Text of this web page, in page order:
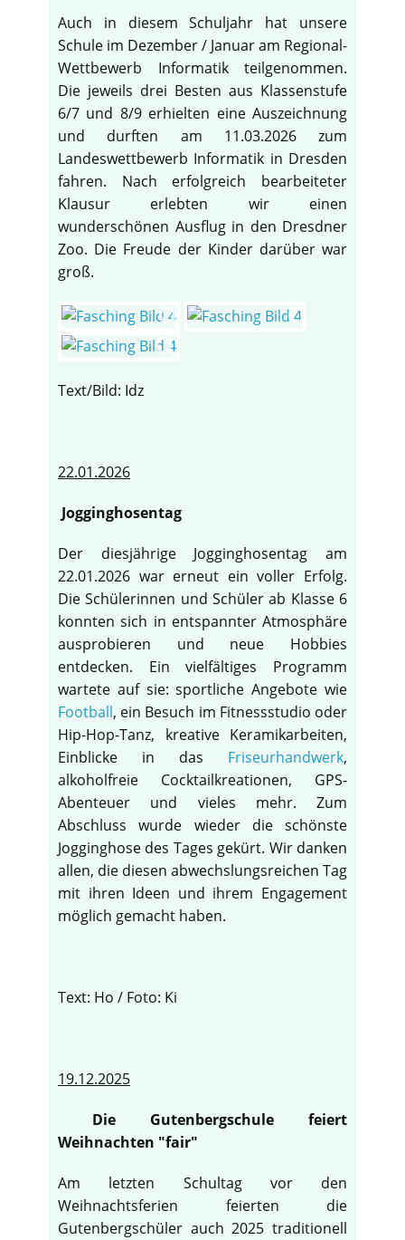
Auch in diesem Schuljahr hat unsere
Schule im Dezember / Januar am Regional-
Wettbewerb Informatik teilgenommen.
Die jeweils drei Besten aus Klassenstufe
6/7 und 8/9 erhielten eine Auszeichnung
und durften am 11.03.2026 zum
Landeswettbewerb Informatik in Dresden
fahren. Nach erfolgreich bearbeiteter
Klausur erlebten wir einen
wunderschönen Ausflug in den Dresdner
Zoo. Die Freude der Kinder darüber war
groß.
Text/Bild: Idz
22.01.2026
Jogginghosentag
Der diesjährige Jogginghosentag am
22.01.2026 war erneut ein voller Erfolg.
Die Schülerinnen und Schüler ab Klasse 6
konnten sich in entspannter Atmosphäre
ausprobieren und neue Hobbies
entdecken. Ein vielfältiges Programm
wartete auf sie: sportliche Angebote wie
Football, ein Besuch im Fitnessstudio oder
Hip-Hop-Tanz, kreative Keramikarbeiten,
Einblicke in das Friseurhandwerk,
alkoholfreie Cocktailkreationen, GPS-
Abenteuer und vieles mehr. Zum
Abschluss wurde wieder die schönste
Jogginghose des Tages gekürt. Wir danken
allen, die diesen abwechslungsreichen Tag
mit ihren Ideen und ihrem Engagement
möglich gemacht haben.
Text: Ho / Foto: Ki
19.12.2025
Die Gutenbergschule feiert
Weihnachten "fair"
Am letzten Schultag vor den
Weihnachtsferien feierten die
Gutenbergschüler auch 2025 traditionell